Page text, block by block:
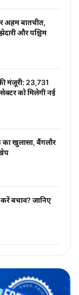
अहम बातचीत,
और पश्चिम
मंजूरी: 23,731
को मिलेगी नई
का खुलासा, बैंगलौर
बचाव? जानिए